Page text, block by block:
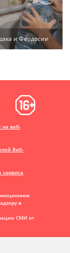
и Феодосии
на веб-
Веб-
сервиса
в
СМИ от